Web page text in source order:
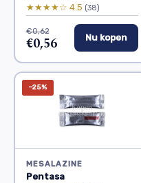
★★★★☆ 4.5 (38)
€0,62
€0,56 Nu kopen
−25%
MESALAZINE
Pentasa